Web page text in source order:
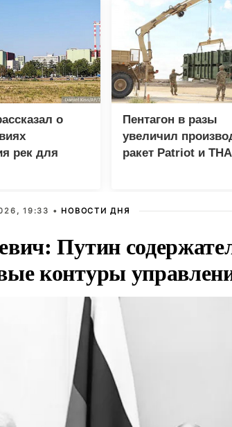
о
рек для
Пентагон в разы
увеличил
ракет Patriot и
19:33 • НОВОСТИ ДНЯ
Путин
контуры